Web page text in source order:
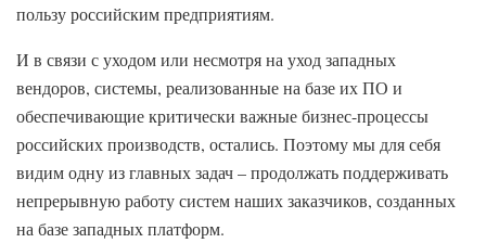
пользу российским предприятиям.
И в связи с уходом или несмотря на уход западных
вендоров, системы, реализованные на базе их ПО и
обеспечивающие критически важные бизнес-процессы
российских производств, остались. Поэтому мы для себя
видим одну из главных задач – продолжать поддерживать
непрерывную работу систем наших заказчиков, созданных
на базе западных платформ.